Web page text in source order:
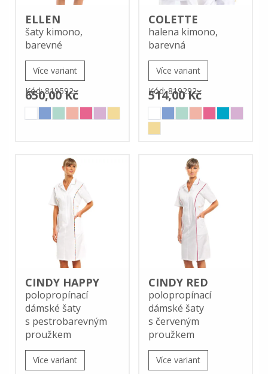
ELLEN
šaty kimono,
barevné
Více variant
650,00 Kč
Kód: 819592
COLETTE
halena kimono,
barevná
Více variant
514,00 Kč
Kód: 819292
CINDY HAPPY
polopropínací
dámské šaty
s pestrobarevným
proužkem
Více variant
CINDY RED
polopropínací
dámské šaty
s červeným
proužkem
Více variant